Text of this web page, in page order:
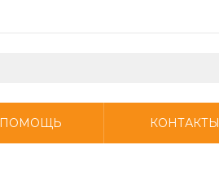
ПОМОЩЬ КОНТАКТЫ